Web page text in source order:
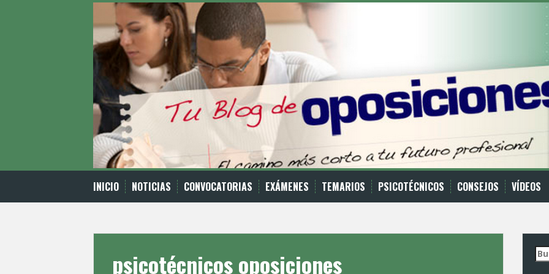
INICIO NOTICIAS CONVOCATORIAS EXÁMENES TEMARIOS PSICOTÉCNICOS CONSEJOS VÍ­DEOS
psicotécnicos oposiciones